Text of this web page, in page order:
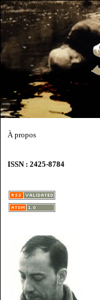
À propos
ISSN : 2425-8784